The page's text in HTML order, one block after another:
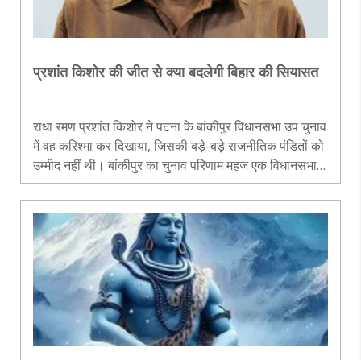
प्रशांत किशोर की जीत से क्या बदलेगी बिहार की सियासत
राधा रमण प्रशांत किशोर ने पटना के बांकीपुर विधानसभा उप चुनाव
में वह करिश्मा कर दिखाया, जिसकी बड़े-बड़े राजनीतिक पंडितों को
उम्मीद नहीं थी। बांकीपुर का चुनाव परिणाम महज एक विधानसभा
का चुनावी नतीजा नहीं माना जाना चाहिए। यह विधानसभा सीट
भारतीय जनता पार..